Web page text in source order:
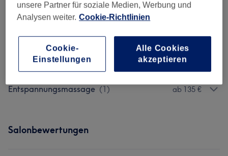
Cind Mondes Facial (1)
Menü (2) ab 135 €
So Exhilarating (1) 135 €
Entspannungsmassage (1) ab 135 €
Salonbewertungen
unsere Partner für soziale Medien, Werbung und
Analysen weiter. Cookie-Richtlinien
Cookie-
Einstellungen
Alle Cookies
akzeptieren